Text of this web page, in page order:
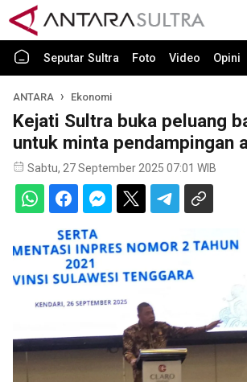
Seputar Sultra Foto Video Opini
ANTARA Ekonomi
Kejati Sultra buka peluang
untuk minta pendampingan
Sabtu, 27 September 2025 07:01 WIB